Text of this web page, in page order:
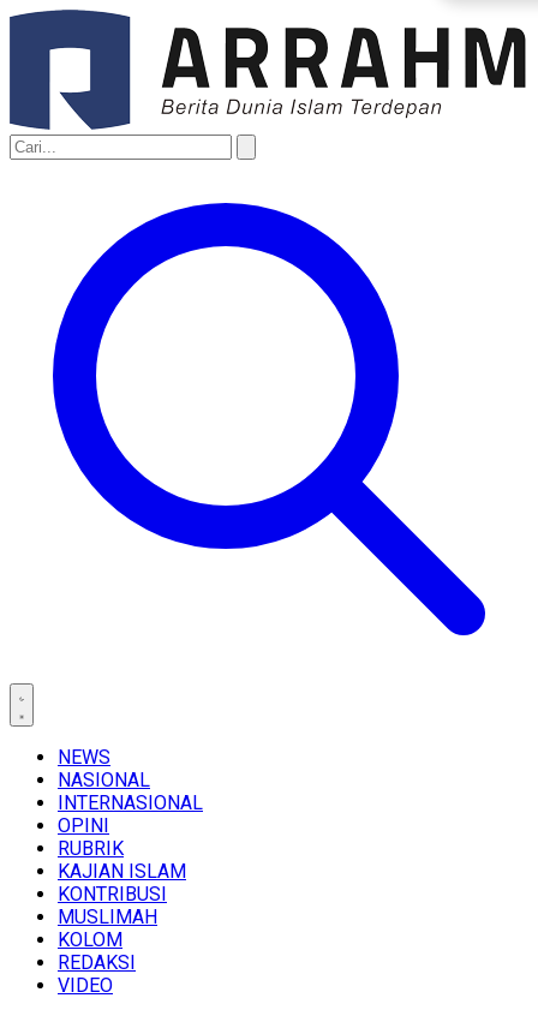
NEWS
NASIONAL
INTERNASIONAL
OPINI
RUBRIK
KAJIAN ISLAM
KONTRIBUSI
MUSLIMAH
KOLOM
REDAKSI
VIDEO